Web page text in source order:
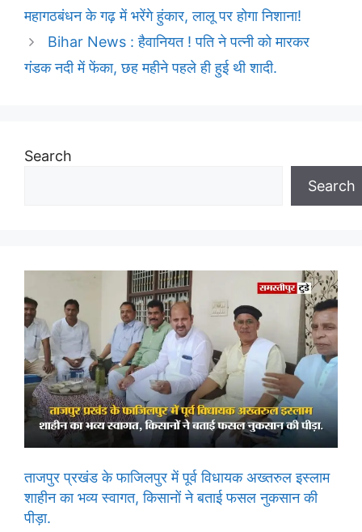
महागठबंधन के गढ़ में भरेंगे हुंकार, लालू पर होगा निशाना!
Bihar News : हैवानियत ! पति ने पत्नी को मारकर
गंडक नदी में फेंका, छह महीने पहले ही हुई थी शादी.
Search
Search
ताजपुर प्रखंड के फाजिलपुर में पूर्व विधायक अख्तरुल इस्लाम
शाहीन का भव्य स्वागत, किसानों ने बताई फसल नुकसान की
पीड़ा.